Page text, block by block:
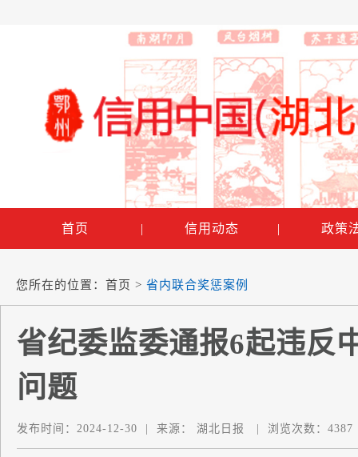
首页 | 信用动态 | 政策
您所在的位置： 首页 > 省内联合奖惩案例
省纪委监委通报6起违反
问题
发布时间： 2024-12-30 来源： 湖北日报 浏览次数： 4387